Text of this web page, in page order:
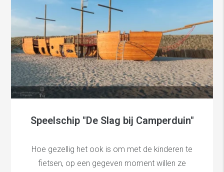
Speelschip "De Slag bij Camperduin"
Hoe gezellig het ook is om met de kinderen te
fietsen, op een gegeven moment willen ze